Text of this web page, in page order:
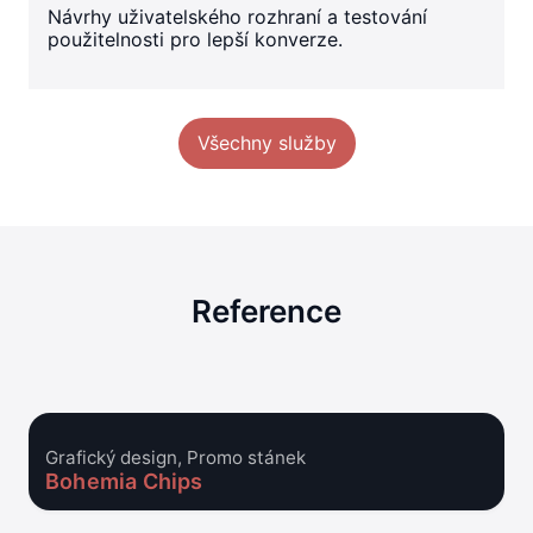
Návrhy uživatelského rozhraní a testování
použitelnosti pro lepší konverze.
Všechny služby
Reference
Grafický design, Promo stánek
Bohemia Chips